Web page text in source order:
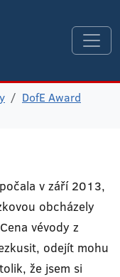
DofE Award
v září 2013,
obcházely
vévody z
odejít mohu
že jsem si